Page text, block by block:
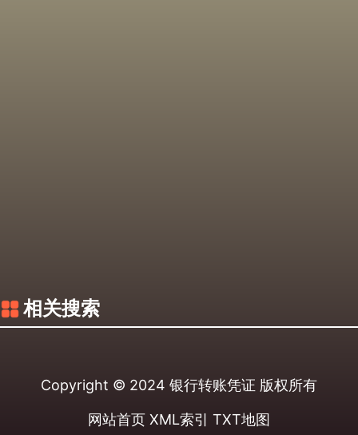
相关搜索
Copyright © 2024 银行转账凭证 版权所有
网站首页 XML索引 TXT地图